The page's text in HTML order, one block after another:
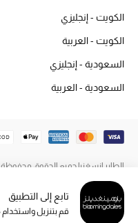
عرض جميع المنتجات
الهدايا
ما وصلنا حديثاً
تابع إلى التطبيق
قم بتنزيل واستخدام APP15 بخصم 15٪
الكويت - إنجليزي
الكويت - العربية
السعودية - إنجليزي
السعودية - العربية
الطاير إنسغنيا جميع الحقوق محفوظة 2026